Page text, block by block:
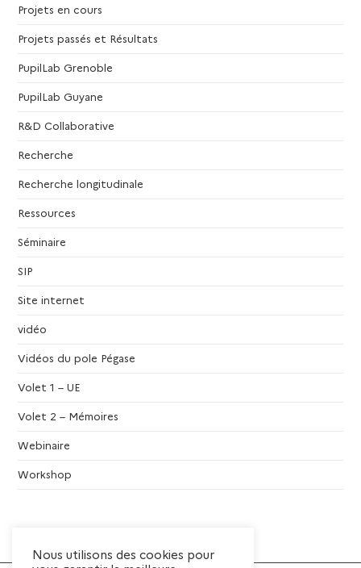
Projets en cours
Projets passés et Résultats
PupilLab Grenoble
PupilLab Guyane
R&D Collaborative
Recherche
Recherche longitudinale
Ressources
Séminaire
SIP
Site internet
vidéo
Vidéos du pole Pégase
Volet 1 – UE
Volet 2 – Mémoires
Webinaire
Workshop
Nous utilisons des cookies pour